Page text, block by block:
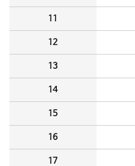
11
12
13
14
15
16
17